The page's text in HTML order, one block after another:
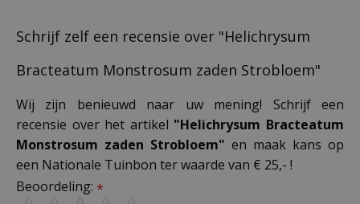
Schrijf zelf een recensie over "Helichrysum
Bracteatum Monstrosum zaden Strobloem"
Wij zijn benieuwd naar uw mening! Schrijf een
recensie over het artikel "Helichrysum Bracteatum
Monstrosum zaden Strobloem" en maak kans op
een Nationale Tuinbon ter waarde van € 25,- !
Beoordeling: *